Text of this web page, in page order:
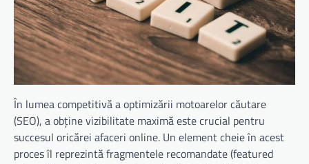
În lumea competitivă a optimizării motoarelor căutare
(SEO), a obține vizibilitate maximă este crucial pentru
succesul oricărei afaceri online. Un element cheie în acest
proces îl reprezintă fragmentele recomandate (featured